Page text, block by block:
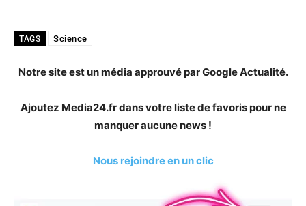
TAGS Science
Notre site est un média approuvé par Google Actualité.
Ajoutez Media24.fr dans votre liste de favoris pour ne
manquer aucune news !
Nous rejoindre en un clic